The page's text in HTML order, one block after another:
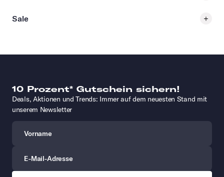
Sale
10 Prozent* Gutschein sichern!
Deals, Aktionen und Trends: Immer auf dem neuesten Stand mit
unserem Newsletter